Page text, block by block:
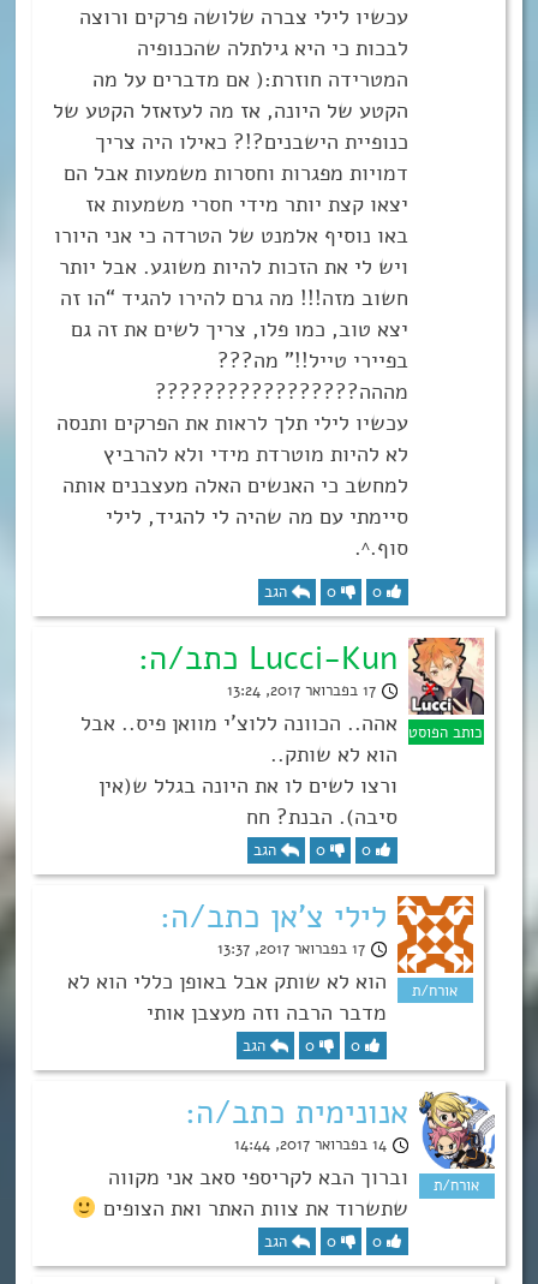
עכשיו לילי צברה שלושה פרקים ורוצה
לבכות כי היא גילתלה שהכנופיה
המטרידה חוזרת:( אם מדברים על מה
הקטע של היונה, אז מה לעזאזל הקטע של
כנופיית הישבנים?!? כאילו היה צריך
דמויות מפגרות וחסרות משמעות אבל הם
יצאו קצת יותר מידי חסרי משמעות אז
באו נוסיף אלמנט של הטרדה כי אני היורו
ויש לי את הזכות להיות משוגע. אבל יותר
חשוב מזה!!! מה גרם להירו להגיד “הו זה
יצא טוב, כמו פלו, צריך לשים את זה גם
בפיירי טייל!!” מה???
מההה?????????????????
עכשיו לילי תלך לראות את הפרקים ותנסה
לא להיות מוטרדת מידי ולא להרביץ
למחשב כי האנשים האלה מעצבנים אותה
סיימתי עם מה שהיה לי להגיד, לילי
סוף.^.
0
0 הגב
Lucci-Kun כתב/ה:
17 בפברואר 2017, 13:24
אהה.. הכוונה ללוצ’י מוואן פיס.. אבל
הוא לא שותק..
ורצו לשים לו את היונה בגלל ש(אין
סיבה). הבנת? חח
0
0 הגב
לילי צ'אן כתב/ה:
17 בפברואר 2017, 13:37
הוא לא שותק אבל באופן כללי הוא לא
מדבר הרבה וזה מעצבן אותי
0
0 הגב
אנונימית כתב/ה:
14 בפברואר 2017, 14:44
וברוך הבא לקריספי סאב אני מקווה
שתשרוד את צוות האתר ואת הצופים
0
0 הגב